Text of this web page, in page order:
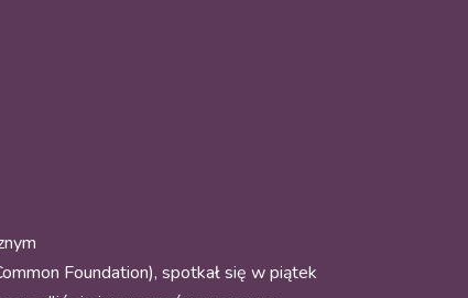
Foundation), spotkał się w piątek